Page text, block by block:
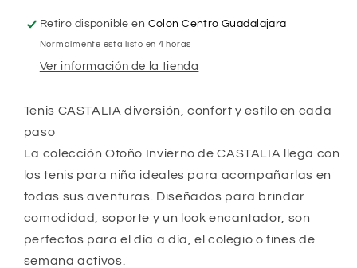
Niña
Castalia
004
Con
Niña
Castalia
004
Con
Retiro disponible en Colon Centro Guadalajara
Normalmente está listo en 4 horas
Ver información de la tienda
Tenis CASTALIA diversión, confort y estilo en cada
paso
La colección Otoño Invierno de CASTALIA llega con
los tenis para niña ideales para acompañarlas en
todas sus aventuras. Diseñados para brindar
comodidad, soporte y un look encantador, son
perfectos para el día a día, el colegio o fines de
semana activos.